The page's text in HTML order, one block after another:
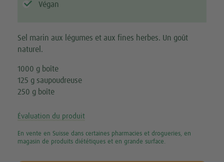
Végan
Sel marin aux légumes et aux fines herbes. Un goût
naturel.
1000 g boîte
125 g saupoudreuse
250 g boîte
Évaluation du produit
En vente en Suisse dans certaines pharmacies et drogueries, en
magasin de produits diététiques et en grande surface.